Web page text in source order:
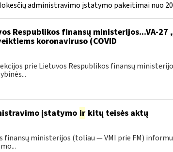
administravimo įstatymo pakeitimai nuo
Respublikos finansų ministerijos...VA-27
koronaviruso (COVID
prie Lietuvos Respublikos finansų
įstatymo irkitų teisės aktų
finansų ministerijos (toliau — VMI prie FM)